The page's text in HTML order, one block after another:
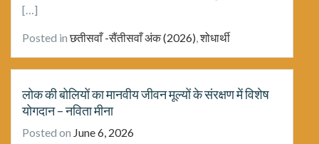
[…]
Posted inछतीसवाँ -सैंतीसवाँ अंक (2026) ,शोधार्थी
लोक की बोलियों का मानवीय जीवन मूल्यों के संरक्षण में विशेष
योगदान – नविता मीना
Posted on June 6, 2026